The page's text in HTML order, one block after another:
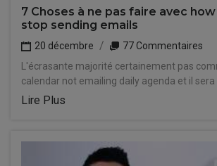
7 Choses à ne pas faire avec
stop sending emails
20 décembre
77 Commentaires
L'écrasante majorité certainement pas
calendar not emailing daily agenda et il sera
Lire Plus